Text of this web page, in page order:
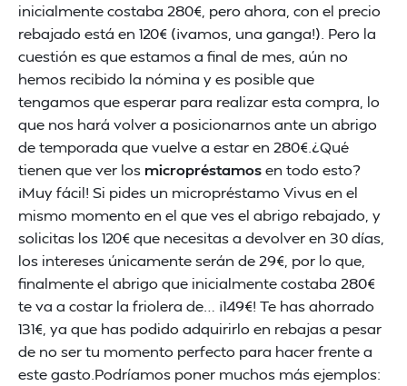
inicialmente costaba 280€, pero ahora, con el precio
rebajado está en 120€ (¡vamos, una ganga!). Pero la
cuestión es que estamos a final de mes, aún no
hemos recibido la nómina y es posible que
tengamos que esperar para realizar esta compra, lo
que nos hará volver a posicionarnos ante un abrigo
de temporada que vuelve a estar en 280€.¿Qué
tienen que ver los micropréstamosen todo esto?
¡Muy fácil! Si pides un micropréstamo Vivus en el
mismo momento en el que ves el abrigo rebajado, y
solicitas los 120€ que necesitas a devolver en 30 días,
los intereses únicamente serán de 29€, por lo que,
finalmente el abrigo que inicialmente costaba 280€
te va a costar la friolera de… ¡149€! Te has ahorrado
131€, ya que has podido adquirirlo en rebajas a pesar
de no ser tu momento perfecto para hacer frente a
este gasto.Podríamos poner muchos más ejemplos: